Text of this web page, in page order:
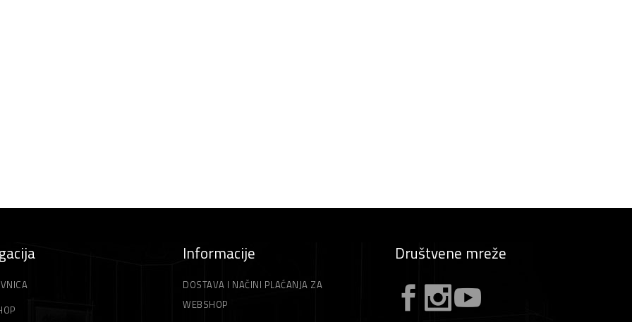
Informacije
DOSTAVA I NAČINI PLAĆANJA ZA
WEBSHOP
Društvene mreže